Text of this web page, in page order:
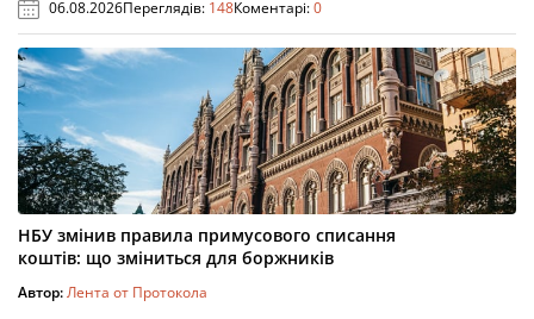
06.08.2026Переглядів: 148Коментарі:0
НБУ змінив правила примусового списання
коштів: що зміниться для боржників
Автор:Лента от Протокола